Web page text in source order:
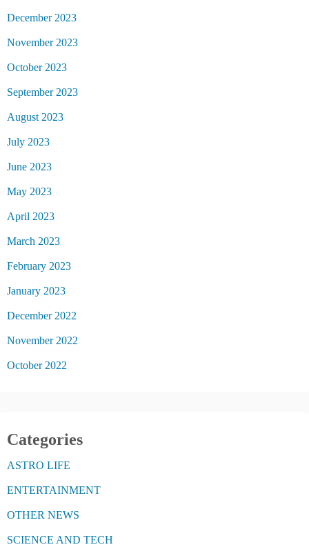
December 2023
November 2023
October 2023
September 2023
August 2023
July 2023
June 2023
May 2023
April 2023
March 2023
February 2023
January 2023
December 2022
November 2022
October 2022
Categories
ASTRO LIFE
ENTERTAINMENT
OTHER NEWS
SCIENCE AND TECH